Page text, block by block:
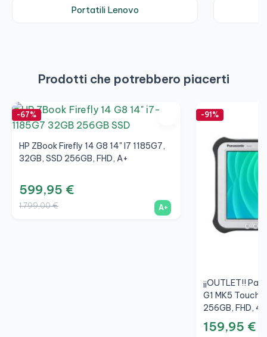
Portatili Lenovo
Prodotti che potrebbero piacerti
-67%
HP ZBook Firefly 14 G8 14" I7 1185G7,
32GB, SSD 256GB, FHD, A+
599,95 €
1.799,00 € A+
-91%
¡¡OUTLET!!
G1 MK5 Touch
256GB, FHD,
159,95 €